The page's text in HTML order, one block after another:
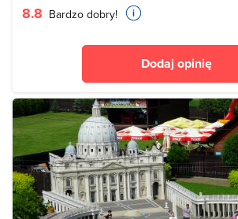
8.8 Bardzo dobry!
Dodaj opinię